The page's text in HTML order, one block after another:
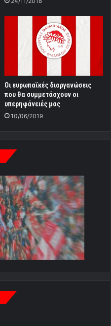
Οι ευρωπαϊκές διοργανώσεις
που θα συμμετάσχουν οι
υπερηφάνειές μας
10/06/2019